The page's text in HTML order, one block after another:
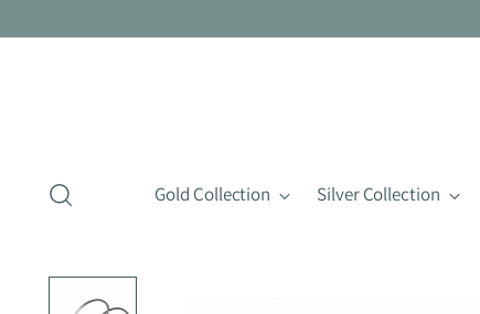
Gold Collection Silver Collection